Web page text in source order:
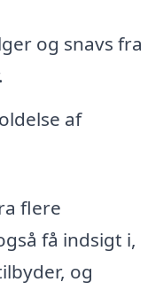
og snavs fra
af
flere
få indsigt i,
og